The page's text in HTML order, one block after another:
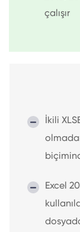
çalışır
İkili
Excel